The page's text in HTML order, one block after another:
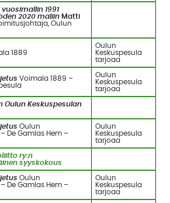
1991
2020 maliin Matti
Oulun
1889
Oulun
Keskuspesula
tarjoaa
Voimala 1889 –
Oulun
Keskuspesula
tarjoaa
Oulun Keskuspesulan
Oulun
De Gamlas Hem –
Oulun
Keskuspesula
tarjoaa
ry:n
syyskokous
Oulun
De Gamlas Hem –
Oulun
Keskuspesula
tarjoaa